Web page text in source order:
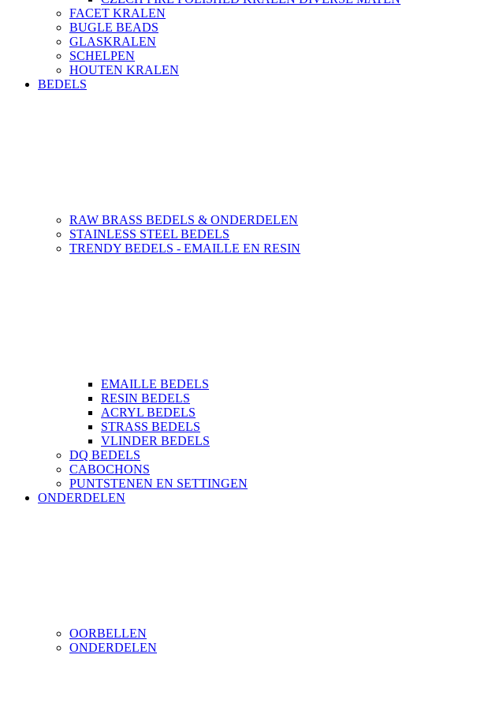
FACET KRALEN
BUGLE BEADS
GLASKRALEN
SCHELPEN
HOUTEN KRALEN
BEDELS
RAW BRASS BEDELS & ONDERDELEN
STAINLESS STEEL BEDELS
TRENDY BEDELS - EMAILLE EN RESIN
EMAILLE BEDELS
RESIN BEDELS
ACRYL BEDELS
STRASS BEDELS
VLINDER BEDELS
DQ BEDELS
CABOCHONS
PUNTSTENEN EN SETTINGEN
ONDERDELEN
OORBELLEN
ONDERDELEN